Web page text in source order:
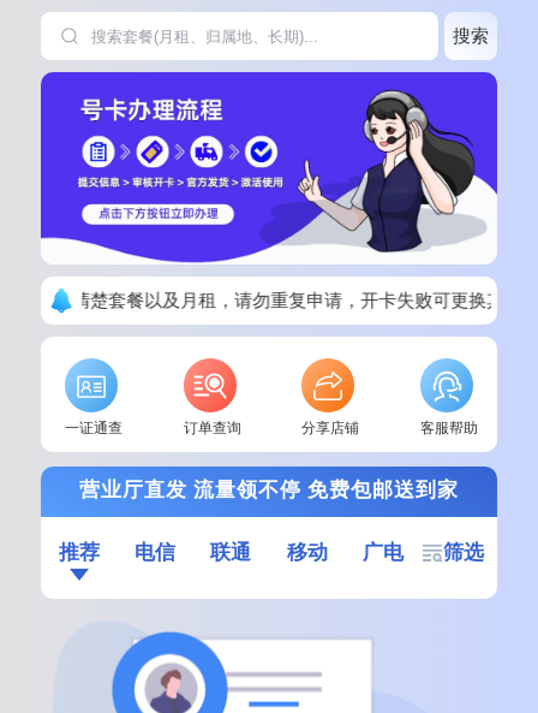
搜索
单请看清楚套餐以及月租，请勿重复申请，开卡失败可更换其他
一证通查 订单查询 分享店铺 客服帮助
营业厅直发 流量领不停 免费包邮送到家
推荐 电信 联通 移动 广电 筛选